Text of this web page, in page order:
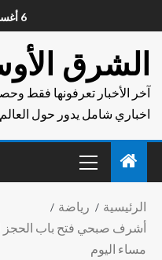
6 أغسطس، 2026
الشرق
آخر الأخبار تعرفونها فقط
اخباري شامل يدور حول العالم
الرئيسية
رياضة
أشرف صبحي فتح باب الحجز
مساء اليوم